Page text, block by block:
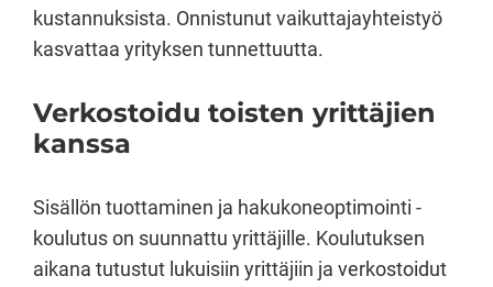
kustannuksista. Onnistunut vaikuttajayhteistyö
kasvattaa yrityksen tunnettuutta.
Verkostoidu toisten yrittäjien
kanssa
Sisällön tuottaminen ja hakukoneoptimointi -
koulutus on suunnattu yrittäjille. Koulutuksen
aikana tutustut lukuisiin yrittäjiin ja verkostoidut